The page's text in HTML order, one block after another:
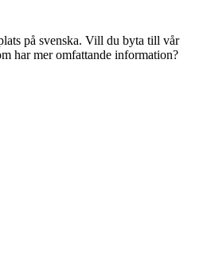
på svenska. Vill du byta till vår
har mer omfattande information?